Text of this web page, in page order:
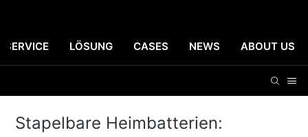
SERVICE LÖSUNG CASES NEWS ABOUT US
Stapelbare Heimbatterien: